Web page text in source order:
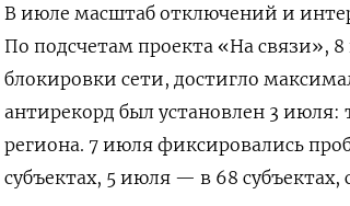
В июле масштаб отключений и
По подсчетам проекта «На связи»,
блокировки сети, достигло
антирекорд был установлен 3 июля:
региона. 7 июля фиксировались
субъектах, 5 июля — в 68 субъектах,